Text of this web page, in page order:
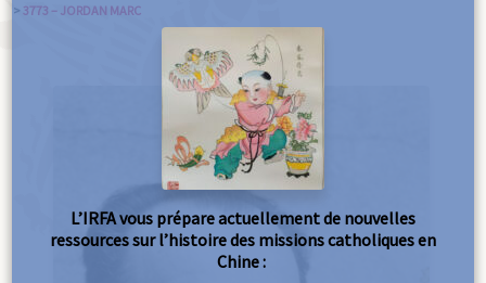
> 3773 – JORDAN MARC
L’IRFA vous prépare actuellement de nouvelles
ressources sur l’histoire des missions catholiques en
Chine :